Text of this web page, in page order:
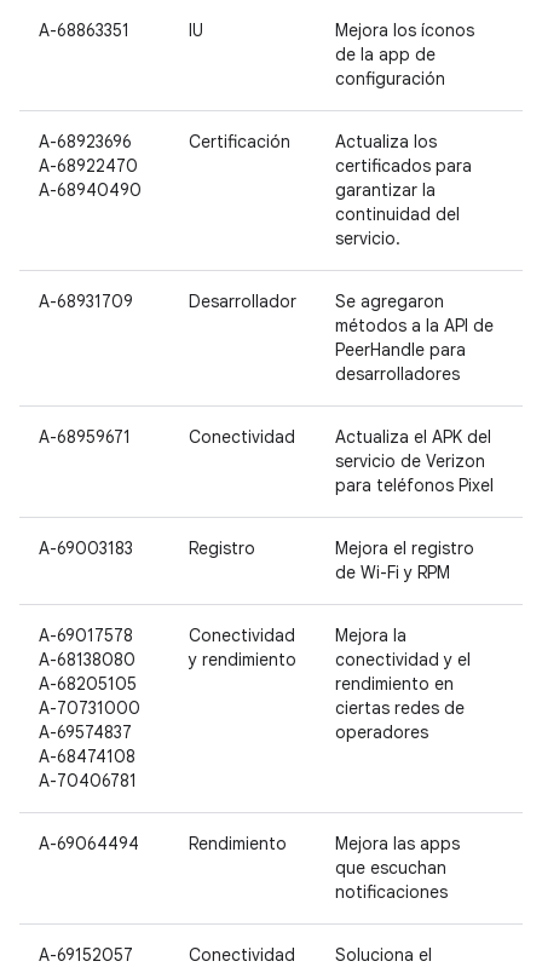
A-68863351 IU
Mejora los íconos
de la app de
configuración
A-68923696
A-68922470
A-68940490
Certificación
Actualiza los
certificados para
garantizar la
continuidad del
servicio.
A-68931709 Desarrollador
Se agregaron
métodos a la API de
PeerHandle para
desarrolladores
A-68959671 Conectividad
Actualiza el APK del
servicio de Verizon
para teléfonos Pixel
A-69003183 Registro
Mejora el registro
de Wi-Fi y RPM
A-69017578
A-68138080
A-68205105
A-70731000
A-69574837
A-68474108
A-70406781
Conectividad
y rendimiento
Mejora la
conectividad y el
rendimiento en
ciertas redes de
operadores
A-69064494 Rendimiento
Mejora las apps
que escuchan
notificaciones
A-69152057 Conectividad
Soluciona el